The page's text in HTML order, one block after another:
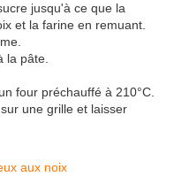
jusqu'à ce que la
et la farine en remuant.
la pâte.
four préchauffé à 210°C.
une grille et laisser